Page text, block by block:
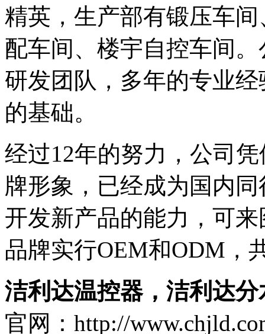
精英，生产部有锻压车
配车间、楼宇自控车间
研发团队，多年的专业
的基础。
经过12年的努力，公司
牌形象，已经成为国内
开发新产品的能力，可
品牌实行OEM和ODM，
洁利达温控器，洁利达分
官网：http://